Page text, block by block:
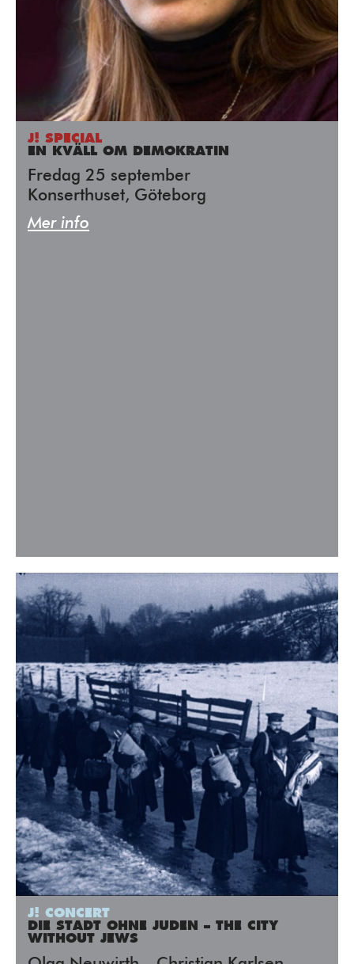
J! SPECIAL
EN KVÄLL OM DEMOKRATIN
Fredag 25 september
Konserthuset, Göteborg
Mer info
J! CONCERT
DIE STADT OHNE JUDEN – THE CITY
WITHOUT JEWS